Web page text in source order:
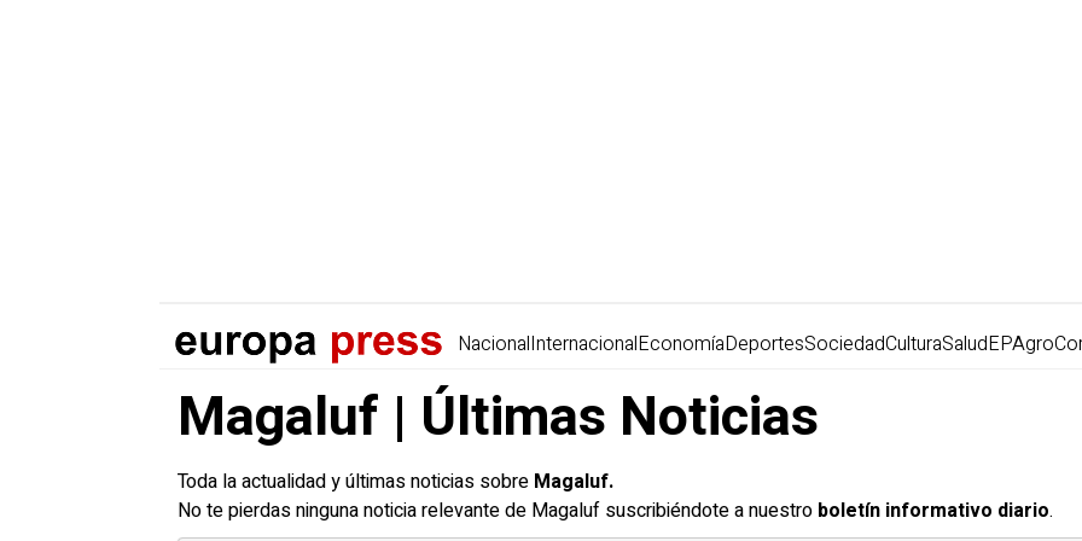
NacionalInternacionalEconomíaDeportesSociedadCulturaSaludEPAgro
Magaluf | Últimas Noticias
Toda la actualidad y últimas noticias sobre Magaluf.
No te pierdas ninguna noticia relevante de Magaluf suscribiéndote a nuestro boletín informativo diario.